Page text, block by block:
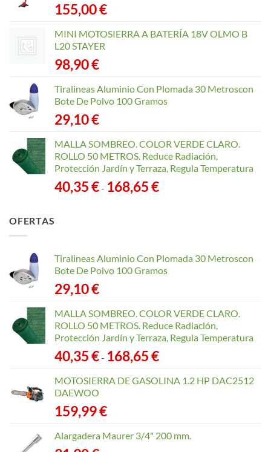
155,00€
MINI MOTOSIERRA A BATERÍA 18V OLMO B
L20 STAYER
98,90€
Tiralineas Aluminio Con Plomada 30 Metroscon
Bote De Polvo 100 Gramos
29,10€
MALLA SOMBREO. COLOR VERDE CLARO.
ROLLO 50 METROS. Reduce Radiación,
Protección Jardín y Terraza, Regula Temperatura
40,35€- 168,65€Rango
168,65 €
OFERTAS
Tiralineas Aluminio Con Plomada 30 Metroscon
Bote De Polvo 100 Gramos
29,10€
MALLA SOMBREO. COLOR VERDE CLARO.
ROLLO 50 METROS. Reduce Radiación,
Protección Jardín y Terraza, Regula Temperatura
40,35€- 168,65€Rango
precios:
MOTOSIERRA DE GASOLINA 1.2 HP DAC2512
DAEWOO
159,99€
Alargadera Maurer 3/4" 200 mm.